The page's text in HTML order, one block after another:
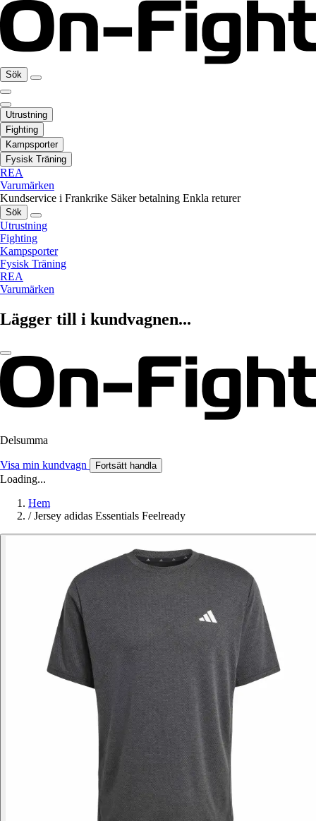
Sök
Utrustning
Fighting
Kampsporter
Fysisk Träning
REA
Varumärken
Kundservice i Frankrike Säker betalning Enkla returer
Sök
Utrustning
Fighting
Kampsporter
Fysisk Träning
REA
Varumärken
Lägger till i kundvagnen...
Delsumma
Visa min kundvagn Fortsätt handla
Loading...
Hem
/ Jersey adidas Essentials Feelready